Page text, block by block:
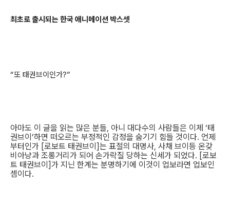
최초로 출시되는 한국 애니메이션 박스셋
“또 태권브이인가?”
아마도 이 글을 읽는 많은 분들, 아니 대다수의 사람들은 이제 ‘태
권브이’하면 떠오르는 부정적인 감정을 숨기기 힘들 것이다. 언제
부터인가 [로보트 태권브이]는 표절의 대명사, 사채 브이등 온갖
비아냥과 조롱거리가 되어 손가락질 당하는 신세가 되었다. [로보
트 태권브이]가 지닌 한계는 분명하기에 이것이 업보라면 업보인
셈이다.